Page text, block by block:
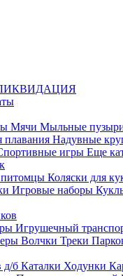
ЛИКВИДАЦИЯ
Мячи Мыльные
Надувные
игры Еще
питомцы Коляски для
Игровые наборы
Игрушечный
Волчки Треки
д/б Каталки Ходунки